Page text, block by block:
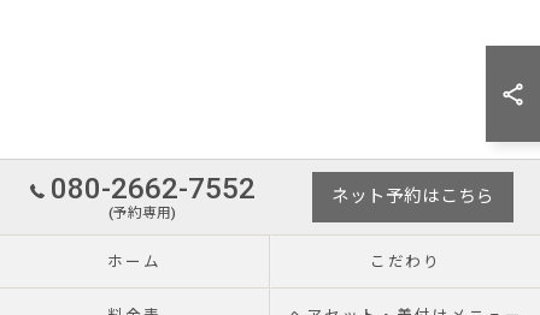
080-2662-7552
(予約専用)
ネット予約はこちら
ホーム こだわり